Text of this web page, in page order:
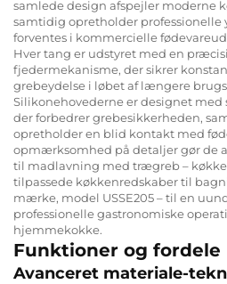
samlede design afspejler moderne
samtidig opretholder professionelle
forventes i kommercielle
Hver tang er udstyret med en
fjedermekanisme, der sikrer
grebeydelse i løbet af længere
Silikonehovederne er designet med
der forbedrer grebesikkerheden,
opretholder en blid kontakt med
opmærksomhed på detaljer gør de
til madlavning med trægreb –
tilpassede køkkenredskaber til
mærke, model USSE205 – til en
professionelle gastronomiske
hjemmekokke.
Funktioner og fordele
Avanceret materiale-